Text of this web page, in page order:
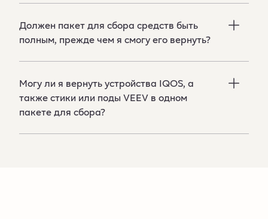
Должен пакет для сбора средств быть
полным, прежде чем я смогу его вернуть?
Могу ли я вернуть устройства IQOS, а
также стики или поды VEEV в одном
пакете для сбора?